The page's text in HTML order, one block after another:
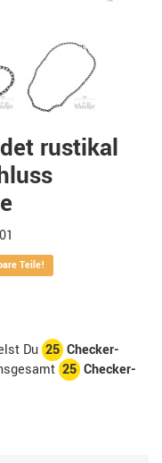
rustikal
Teile!
Du 25 Checker-
25 Checker-